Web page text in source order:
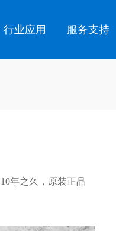
行业应用 服务支持
年之久，原装正品